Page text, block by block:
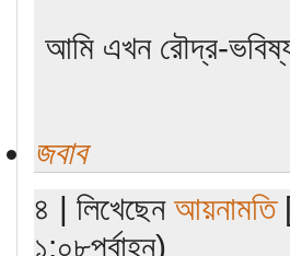
আমি এখন রৌদ্র-
জবাব
৪ | লিখেছেন আয়নামতি
১:০৮পূর্বাহ্ন)